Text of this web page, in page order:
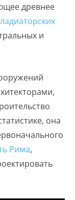
древнее
и
она
Рима,